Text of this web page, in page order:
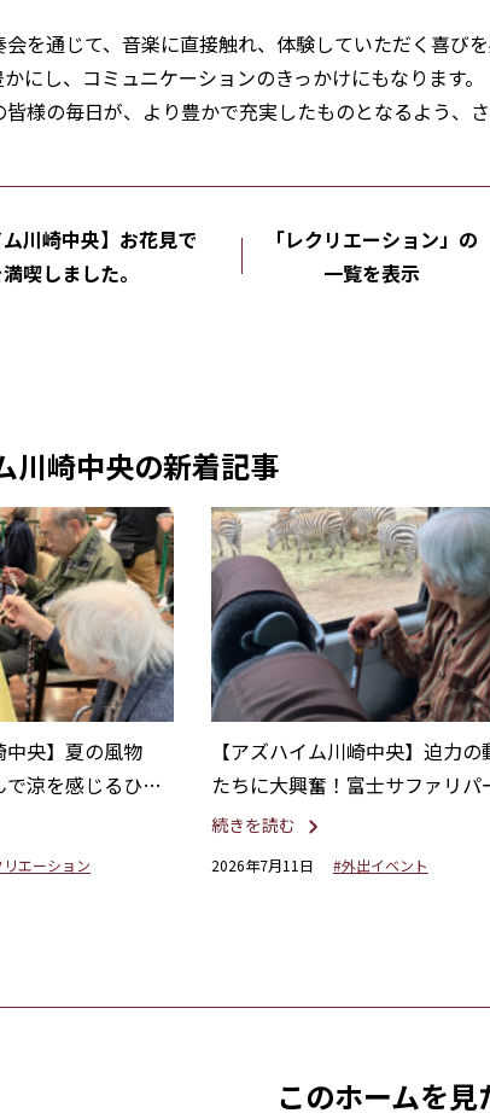
を通じて、音楽に直接触れ、体験していただく喜び
にし、コミュニケーションのきっかけにもなります。
様の毎日が、より豊かで充実したものとなるよう、
ム川崎中央】お花見で
喫しました。
「レクリエーション」の
一覧を表示
川崎中央の新着記事
中央】夏の風物
涼を感じるひと
エーション
【アズハイム川崎中央】迫力の
たちに大興奮！富士サファリパ
へバス旅行
続きを読む
2026年7月11日 #外出イベント
このホームを見